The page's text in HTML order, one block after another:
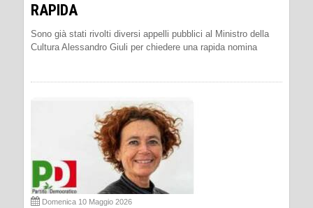
RAPIDA
Sono già stati rivolti diversi appelli pubblici al Ministro della
Cultura Alessandro Giuli per chiedere una rapida nomina
Domenica 10 Maggio 2026